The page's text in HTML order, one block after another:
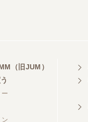
（旧JUM）